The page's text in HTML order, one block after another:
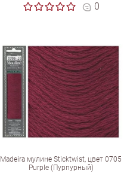
0
Madeira мулине Sticktwist, цвет 0705
Purple (Пурпурный)